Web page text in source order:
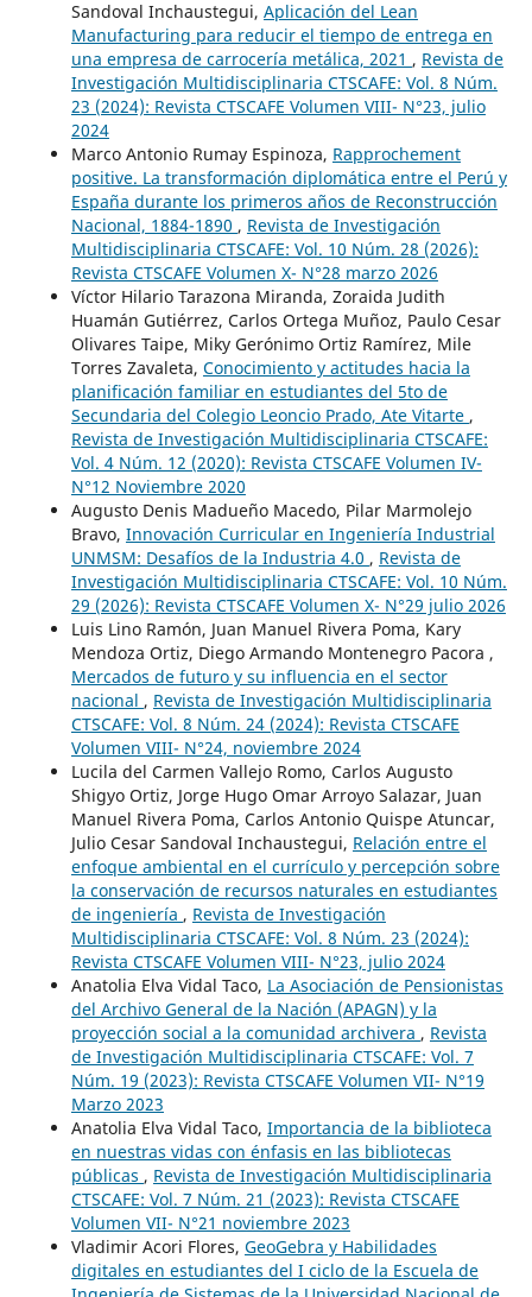
Sandoval Inchaustegui, Aplicación del Lean
Manufacturing para reducir el tiempo de entrega en
una empresa de carrocería metálica, 2021 , Revista de
Investigación Multidisciplinaria CTSCAFE: Vol. 8 Núm.
23 (2024): Revista CTSCAFE Volumen VIII- N°23, julio
2024
Marco Antonio Rumay Espinoza, Rapprochement
positive. La transformación diplomática entre el Perú y
España durante los primeros años de Reconstrucción
Nacional, 1884-1890 , Revista de Investigación
Multidisciplinaria CTSCAFE: Vol. 10 Núm. 28 (2026):
Revista CTSCAFE Volumen X- N°28 marzo 2026
Víctor Hilario Tarazona Miranda, Zoraida Judith
Huamán Gutiérrez, Carlos Ortega Muñoz, Paulo Cesar
Olivares Taipe, Miky Gerónimo Ortiz Ramírez, Mile
Torres Zavaleta, Conocimiento y actitudes hacia la
planificación familiar en estudiantes del 5to de
Secundaria del Colegio Leoncio Prado, Ate Vitarte ,
Revista de Investigación Multidisciplinaria CTSCAFE:
Vol. 4 Núm. 12 (2020): Revista CTSCAFE Volumen IV-
N°12 Noviembre 2020
Augusto Denis Madueño Macedo, Pilar Marmolejo
Bravo, Innovación Curricular en Ingeniería Industrial
UNMSM: Desafíos de la Industria 4.0 , Revista de
Investigación Multidisciplinaria CTSCAFE: Vol. 10 Núm.
29 (2026): Revista CTSCAFE Volumen X- N°29 julio 2026
Luis Lino Ramón, Juan Manuel Rivera Poma, Kary
Mendoza Ortiz, Diego Armando Montenegro Pacora ,
Mercados de futuro y su influencia en el sector
nacional , Revista de Investigación Multidisciplinaria
CTSCAFE: Vol. 8 Núm. 24 (2024): Revista CTSCAFE
Volumen VIII- N°24, noviembre 2024
Lucila del Carmen Vallejo Romo, Carlos Augusto
Shigyo Ortiz, Jorge Hugo Omar Arroyo Salazar, Juan
Manuel Rivera Poma, Carlos Antonio Quispe Atuncar,
Julio Cesar Sandoval Inchaustegui, Relación entre el
enfoque ambiental en el currículo y percepción sobre
la conservación de recursos naturales en estudiantes
de ingeniería , Revista de Investigación
Multidisciplinaria CTSCAFE: Vol. 8 Núm. 23 (2024):
Revista CTSCAFE Volumen VIII- N°23, julio 2024
Anatolia Elva Vidal Taco, La Asociación de Pensionistas
del Archivo General de la Nación (APAGN) y la
proyección social a la comunidad archivera , Revista
de Investigación Multidisciplinaria CTSCAFE: Vol. 7
Núm. 19 (2023): Revista CTSCAFE Volumen VII- N°19
Marzo 2023
Anatolia Elva Vidal Taco, Importancia de la biblioteca
en nuestras vidas con énfasis en las bibliotecas
públicas , Revista de Investigación Multidisciplinaria
CTSCAFE: Vol. 7 Núm. 21 (2023): Revista CTSCAFE
Volumen VII- N°21 noviembre 2023
Vladimir Acori Flores, GeoGebra y Habilidades
digitales en estudiantes del I ciclo de la Escuela de